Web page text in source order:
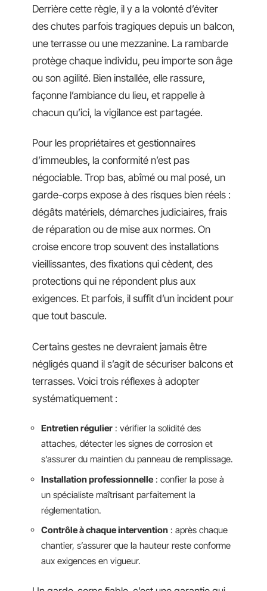
Derrière cette règle, il y a la volonté d’éviter
des chutes parfois tragiques depuis un balcon,
une terrasse ou une mezzanine. La rambarde
protège chaque individu, peu importe son âge
ou son agilité. Bien installée, elle rassure,
façonne l’ambiance du lieu, et rappelle à
chacun qu’ici, la vigilance est partagée.
Pour les propriétaires et gestionnaires
d’immeubles, la conformité n’est pas
négociable. Trop bas, abîmé ou mal posé, un
garde-corps expose à des risques bien réels :
dégâts matériels, démarches judiciaires, frais
de réparation ou de mise aux normes. On
croise encore trop souvent des installations
vieillissantes, des fixations qui cèdent, des
protections qui ne répondent plus aux
exigences. Et parfois, il suffit d’un incident pour
que tout bascule.
Certains gestes ne devraient jamais être
négligés quand il s’agit de sécuriser balcons et
terrasses. Voici trois réflexes à adopter
systématiquement :
Entretien régulier : vérifier la solidité des
attaches, détecter les signes de corrosion et
s’assurer du maintien du panneau de remplissage.
Installation professionnelle : confier la pose à
un spécialiste maîtrisant parfaitement la
réglementation.
Contrôle à chaque intervention : après chaque
chantier, s’assurer que la hauteur reste conforme
aux exigences en vigueur.